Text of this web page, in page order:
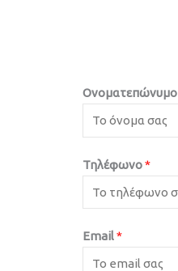
Ονοματεπώνυμο
Τηλέφωνο*
Email*